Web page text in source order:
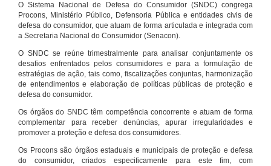
O Sistema Nacional de Defesa do Consumidor (SNDC) congrega
Procons, Ministério Público, Defensoria Pública e entidades civis de
defesa do consumidor, que atuam de forma articulada e integrada com
a Secretaria Nacional do Consumidor (Senacon).
O SNDC se reúne trimestralmente para analisar conjuntamente os
desafios enfrentados pelos consumidores e para a formulação de
estratégias de ação, tais como, fiscalizações conjuntas, harmonização
de entendimentos e elaboração de políticas públicas de proteção e
defesa do consumidor.
Os órgãos do SNDC têm competência concorrente e atuam de forma
complementar para receber denúncias, apurar irregularidades e
promover a proteção e defesa dos consumidores.
Os Procons são órgãos estaduais e municipais de proteção e defesa
do consumidor, criados especificamente para este fim, com